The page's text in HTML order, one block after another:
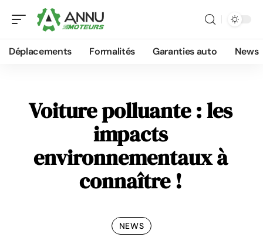
Déplacements Formalités Garanties auto News
Voiture polluante : les
impacts
environnementaux à
connaître !
NEWS